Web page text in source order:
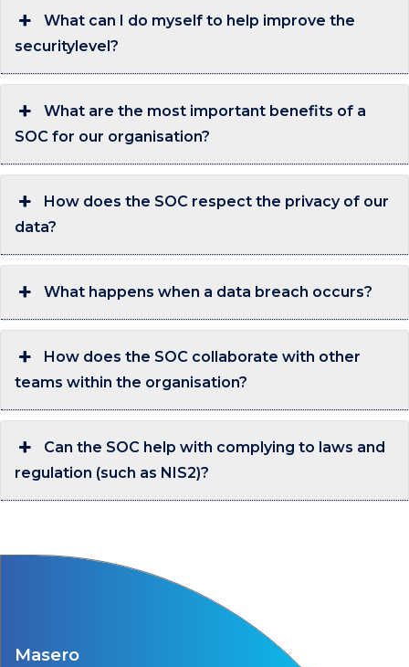
What can I do myself to help improve the
securitylevel?
What are the most important benefits of a
SOC for our organisation?
How does the SOC respect the privacy of our
data?
What happens when a data breach occurs?
How does the SOC collaborate with other
teams within the organisation?
Can the SOC help with complying to laws and
regulation (such as NIS2)?
Masero